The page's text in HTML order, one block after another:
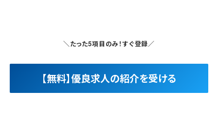
＼たった5項目のみ！すぐ登録／
【無料】優良求人の紹介を受ける